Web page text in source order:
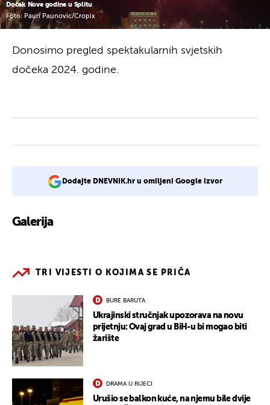
Doček Nove godine u Splitu
Foto: Paun Paunovic/Cropix
Donosimo pregled spektakularnih svjetskih
dočeka 2024. godine.
Dodajte DNEVNIK.hr u omiljeni Google izvor
Galerija
TRI VIJESTI O KOJIMA SE PRIČA
BURE BARUTA
Ukrajinski stručnjak upozorava na novu
prijetnju: Ovaj grad u BiH-u bi mogao biti
žarište
DRAMA U RIJECI
Urušio se balkon kuće, na njemu bile dvije